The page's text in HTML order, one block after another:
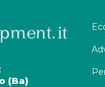
(Ba)